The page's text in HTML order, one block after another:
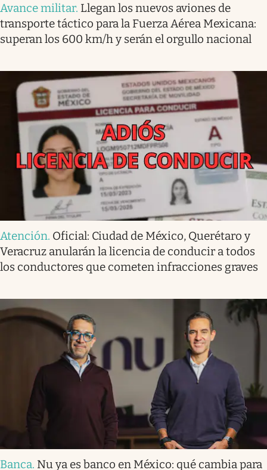
Avance militar. Llegan los nuevos aviones de
transporte táctico para la Fuerza Aérea Mexicana:
superan los 600 km/h y serán el orgullo nacional
Atención. Oficial: Ciudad de México, Querétaro y
Veracruz anularán la licencia de conducir a todos
los conductores que cometen infracciones graves
Banca. Nu ya es banco en México: qué cambia para